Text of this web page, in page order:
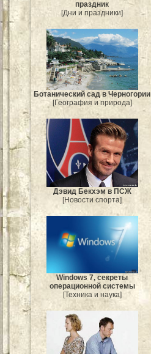
праздник
[Дни и праздники]
Ботанический сад в Черногории
[География и природа]
Дэвид Бекхэм в ПСЖ
[Новости спорта]
Windows 7, секреты
операционной системы
[Техника и наука]